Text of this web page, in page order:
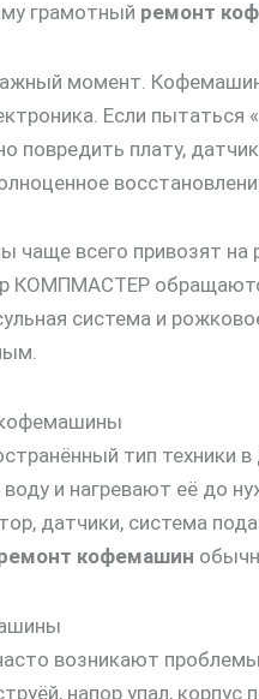
грамотный ремонт
момент.
Если
повредить плату,
чаще всего привозят на
КОМПМАСТЕР
система и
тип техники
и нагревают её до
датчики, система
кофемашин
возникают
напор упал,